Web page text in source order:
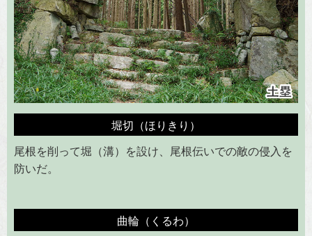
堀切（ほりきり）
尾根を削って堀（溝）を設け、尾根伝いでの敵の侵入を
防いだ。
曲輪（くるわ）